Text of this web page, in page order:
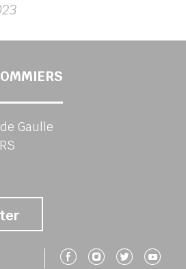
Gaulle
Suivez-nous
Suivez-